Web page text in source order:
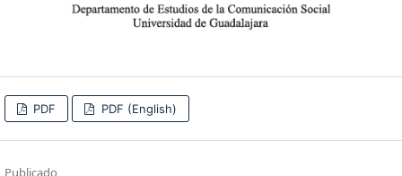
PDF PDF (English)